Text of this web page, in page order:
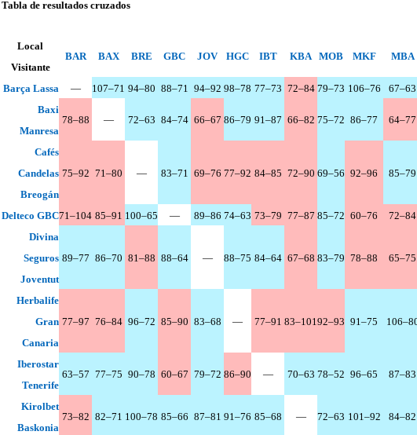
Tabla de resultados cruzados
Local
Visitante
BAR BAX BRE GBC JOV HGC IBT KBA MOB MKF MBA
Barça Lassa — 107–71 94–80 88–71 94–92 98–78 77–73 72–84 79–73 106–76 67–63
Baxi
Manresa
78–88 — 72–63 84–74 66–67 86–79 91–87 66–82 75–72 86–77 64–77
Cafés
Candelas
Breogán
75–92 71–80 — 83–71 69–76 77–92 84–85 72–90 69–56 92–96 85–79
Delteco GBC71–104 85–91 100–65 — 89–86 74–63 73–79 77–87 85–72 60–76 72–84
Divina
Seguros
Joventut
89–77 86–70 81–88 88–64 — 88–75 84–64 67–68 83–79 78–88 65–75
Herbalife
Gran
Canaria
77–97 76–84 96–72 85–90 83–68 — 77–91 83–10192–93 91–75
Iberostar
Tenerife
63–57 77–75 90–78 60–67 79–72 86–90 — 70–63 78–52 96–65 87–83
Kirolbet
Baskonia
73–82 82–71 100–78 85–66 87–81 91–76 85–68 — 72–63 101–92 84–82